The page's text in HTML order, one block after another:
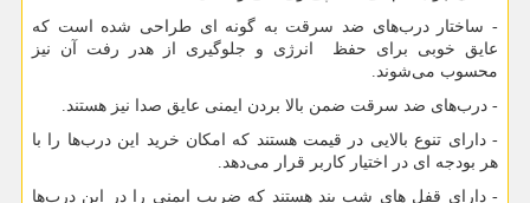
- ساختار درب‌های ضد سرقت به گونه ای طراحی شده است که
عایق خوبی برای حفظ انرژی و جلوگیری از هدر رفت آن نیز
محسوب می‌شوند.
- درب‌های ضد سرقت ضمن بالا بردن ایمنی عایق صدا نیز هستند.
- دارای تنوع بالایی در قیمت هستند که امکان خرید این درب‌ها را با
هر بودجه ای در اختیار کاربر قرار می‌دهد.
- دارای قفل های شب بند هستند که ضریب ایمنی را در این درب‌ها